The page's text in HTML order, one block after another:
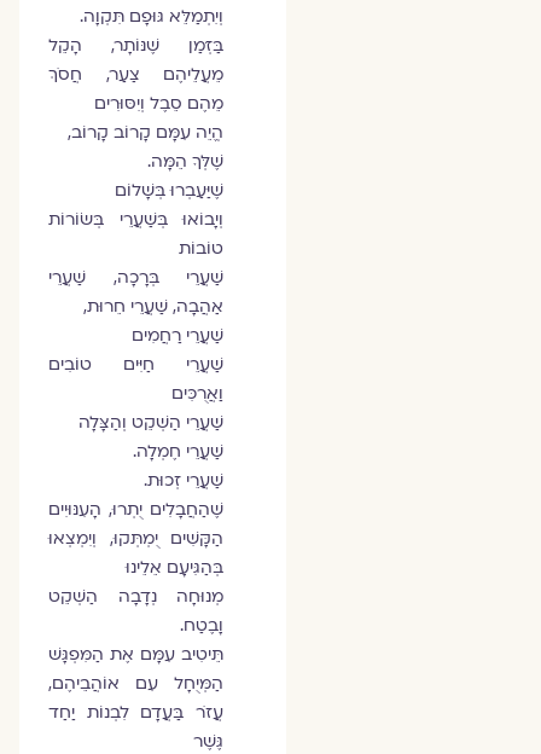
וְיִתְמַלֵּא גּוּפָם תִּקְוָה.
בַּזְּמַן שֶׁנּוֹתָר, הָקֵל
מֵעֲלֵיהֶם צַעַר, חֲסֹךְ
מֵהֶם סֵבֶל וְיִסּוּרִים
הֱיֵה עִמָּם קָרוֹב קָרוֹב,
שֶׁלְּךָ הֵמָּה.
שֶׁיַּעַבְרוּ בְּשָׁלוֹם
וְיָבוֹאוּ בְּשַׁעֲרֵי בְּשׂוֹרוֹת
טוֹבוֹת
שַׁעֲרֵי בְּרָכָה, שַׁעֲרֵי
אַהֲבָה, שַׁעֲרֵי חֵרוּת,
שַׁעֲרֵי רַחֲמִים
שַׁעֲרֵי חַיִּים טוֹבִים
וַאֲרֻכִּים
שַׁעֲרֵי הַשְׁקֵט וְהַצָּלָה
שַׁעֲרֵי חֶמְלָה.
שַׁעֲרֵי זְכוּת.
שֶׁהַחֲבָלִים יֻתְרוּ, הָעִנּוּיִים
הַקָּשִׁים יֻמְתְּקוּ, וְיִמְצְאוּ
בְּהַגִּיעָם אֵלֵינוּ
מְנוּחָה נְדָבָה הַשְׁקֵט
וָבֶטַח.
תֵּיטִיב עִמָּם אֶת הַמִּפְגָּשׁ
הַמְּיֻחָל עִם אוֹהֲבֵיהֶם,
עֲזֹר בַּעֲדָם לִבְנוֹת יַחַד
גֶּשֶׁר